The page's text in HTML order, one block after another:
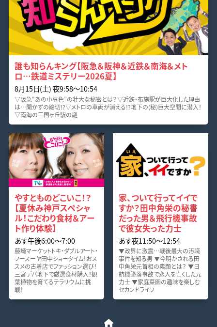
誰も知らんキング【阪急＆阪神＆近鉄＆南海＆メト
ロ…鉄道ミステリー2026夏】
8月15日(土) 夜9:58〜10:54
▽阪急“あの小豆色”の壮大な秘密とは？▽近鉄・布施駅が巨大化した理由
は…開かずの踏切!?▽メトロの車両が消える!?地下の(秘)巨大空間に潜入！
▽南海の三国ヶ丘駅の謎
やすとものどこいこ！？
【夏休み神戸スペシャ
ル！こだわり食材＆アー
ト作り体験】
あす午後6:00〜7:00
藤崎マーケットトキ・ダブルアート・
フースーヤ田中ショータイム！おス
スメの古着店でファッション選び！
三宮デパ地下で厳選食材購入！観
葉植物を育てるテラリウムに挑
戦！
家、ついて行ってイイで
すか？田中角栄の秘書
だった男＆飛行機事故
で彼女失った力士
あす夜11:50〜12:54
▼政界に激震…戦後最大の汚職
事件を知る男 ▼今明かされる田
中角栄元首相の素顔とは？ ▼日
航機墜落事故で恋人を亡くした元
力士 ▼家庭菜園の趣味を楽しむ
セカンドライフ